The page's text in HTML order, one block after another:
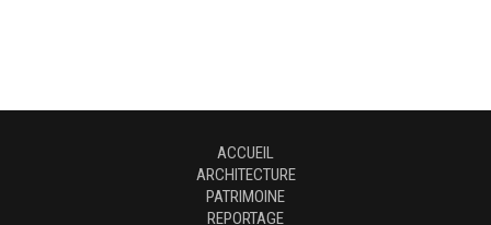
ACCUEIL
ARCHITECTURE
PATRIMOINE
REPORTAGE